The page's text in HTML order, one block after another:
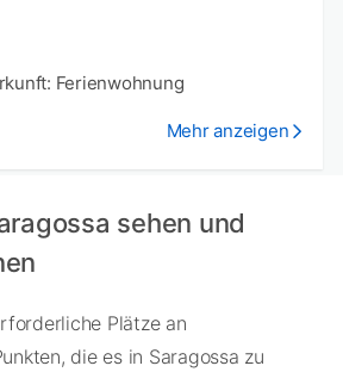
Ferienwohnung
Mehr anzeigen
sehen und
Plätze an
die es in Saragossa zu